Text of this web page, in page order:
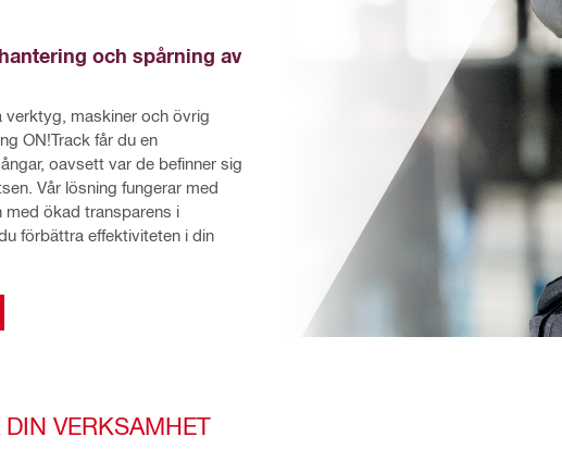
och spårning av
verktyg, maskiner och övrig
ON!Track får du en
oavsett var de befinner sig
Vår lösning fungerar med
med ökad transparens i
förbättra effektiviteten i din
VERKSAMHET